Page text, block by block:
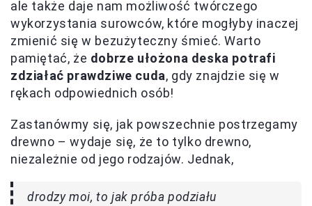
ale także daje nam możliwość twórczego
wykorzystania surowców, które mogłyby inaczej
zmienić się w bezużyteczny śmieć. Warto
pamiętać, że dobrze ułożona deska potrafi
zdziałać prawdziwe cuda, gdy znajdzie się w
rękach odpowiednich osób!
Zastanówmy się, jak powszechnie postrzegamy
drewno – wydaje się, że to tylko drewno,
niezależnie od jego rodzajów. Jednak,
drodzy moi, to jak próba podziału